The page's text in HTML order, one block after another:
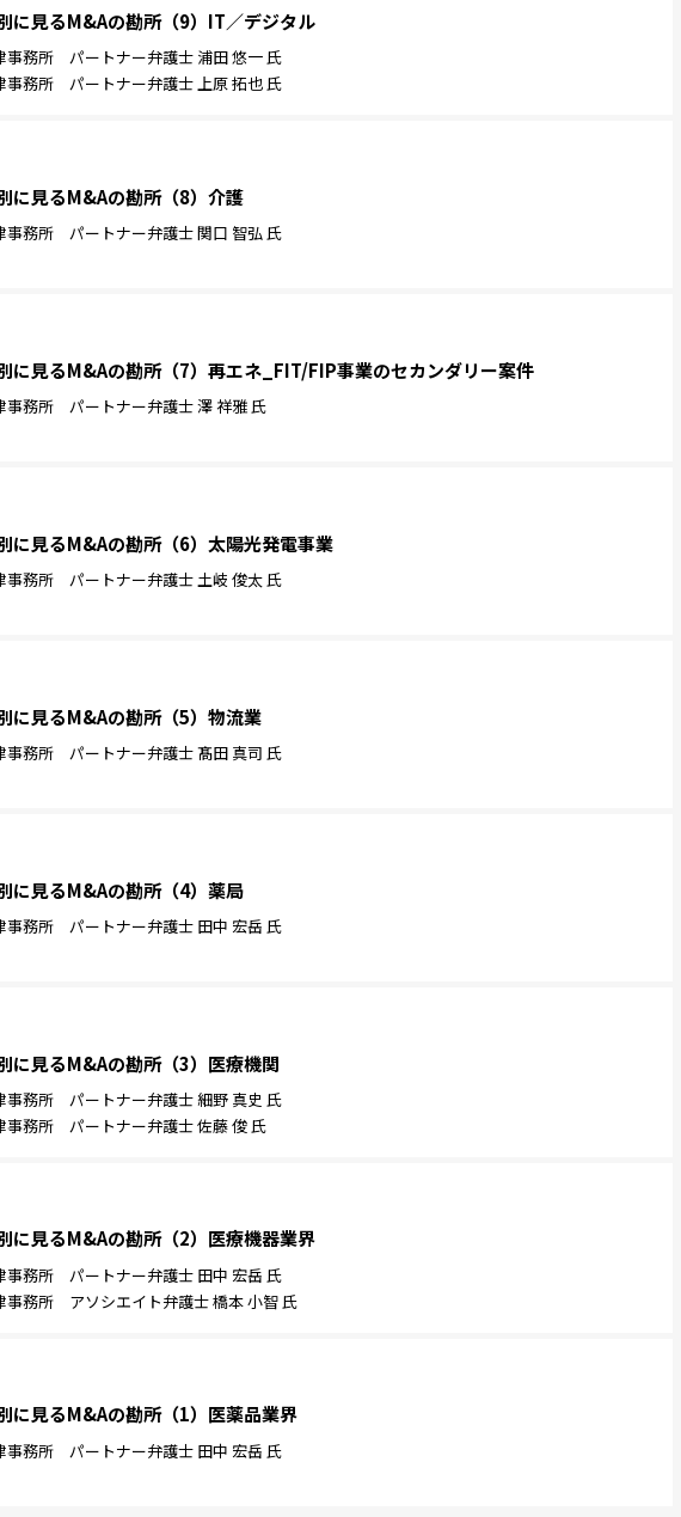
に見るM&Aの勘所（9）IT／デジタル
事務所 パートナー弁護士 浦田 悠一 氏
事務所 パートナー弁護士 上原 拓也 氏
に見るM&Aの勘所（8）介護
事務所 パートナー弁護士 関口 智弘 氏
に見るM&Aの勘所（7）再エネ_FIT/FIP事業のセカンダリー案件
事務所 パートナー弁護士 澤 祥雅 氏
に見るM&Aの勘所（6）太陽光発電事業
事務所 パートナー弁護士 土岐 俊太 氏
に見るM&Aの勘所（5）物流業
事務所 パートナー弁護士 髙田 真司 氏
に見るM&Aの勘所（4）薬局
事務所 パートナー弁護士 田中 宏岳 氏
に見るM&Aの勘所（3）医療機関
事務所 パートナー弁護士 細野 真史 氏
事務所 パートナー弁護士 佐藤 俊 氏
に見るM&Aの勘所（2）医療機器業界
事務所 パートナー弁護士 田中 宏岳 氏
事務所 アソシエイト弁護士 橋本 小智 氏
に見るM&Aの勘所（1）医薬品業界
事務所 パートナー弁護士 田中 宏岳 氏